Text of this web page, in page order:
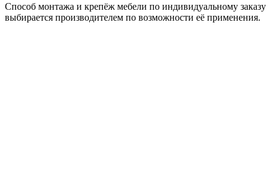
Способ монтажа и крепёж мебели по индивидуальному заказу
выбирается производителем по возможности её применения.